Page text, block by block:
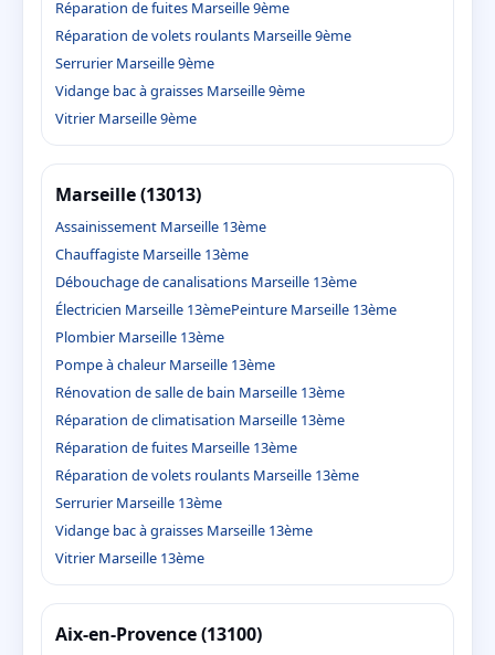
Réparation de fuites Marseille 9ème
Réparation de volets roulants Marseille 9ème
Serrurier Marseille 9ème
Vidange bac à graisses Marseille 9ème
Vitrier Marseille 9ème
Marseille (13013)
Assainissement Marseille 13ème
Chauffagiste Marseille 13ème
Débouchage de canalisations Marseille 13ème
Électricien Marseille 13èmePeinture Marseille 13ème
Plombier Marseille 13ème
Pompe à chaleur Marseille 13ème
Rénovation de salle de bain Marseille 13ème
Réparation de climatisation Marseille 13ème
Réparation de fuites Marseille 13ème
Réparation de volets roulants Marseille 13ème
Serrurier Marseille 13ème
Vidange bac à graisses Marseille 13ème
Vitrier Marseille 13ème
Aix-en-Provence (13100)